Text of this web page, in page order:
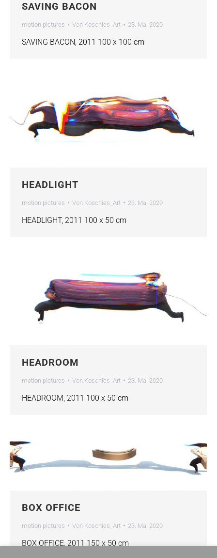
SAVING BACON
motion pictures Von Koschies_Art 23. Mai 2020
SAVING BACON, 2011 100 x 100 cm
HEADLIGHT
motion pictures Von Koschies_Art 23. Mai 2020
HEADLIGHT, 2011 100 x 50 cm
HEADROOM
motion pictures Von Koschies_Art 23. Mai 2020
HEADROOM, 2011 100 x 50 cm
BOX OFFICE
motion pictures Von Koschies_Art 23. Mai 2020
BOX OFFICE, 2011 150 x 50 cm